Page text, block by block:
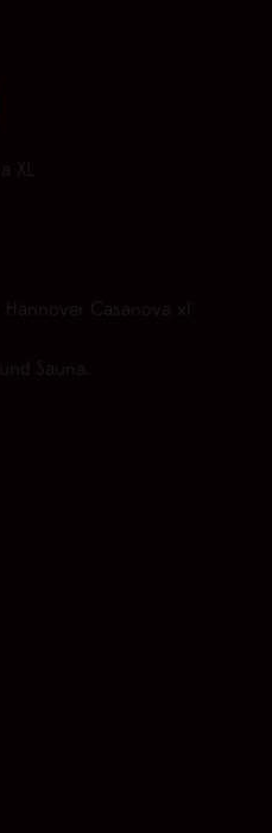
XL
Casanova xl
Sauna.